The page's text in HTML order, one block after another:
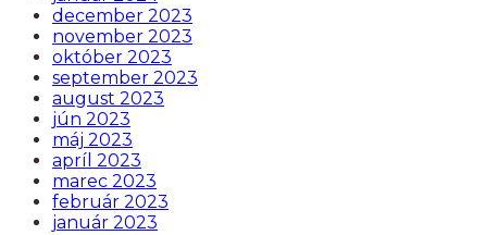
december 2023
november 2023
október 2023
september 2023
august 2023
jún 2023
máj 2023
apríl 2023
marec 2023
február 2023
január 2023